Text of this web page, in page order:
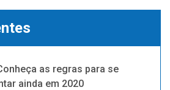
as regras para se
ainda em 2020